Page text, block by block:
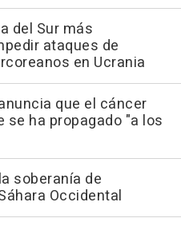
del Sur más
ataques de
en Ucrania
que el cáncer
se ha propagado "a los
soberanía de
Occidental